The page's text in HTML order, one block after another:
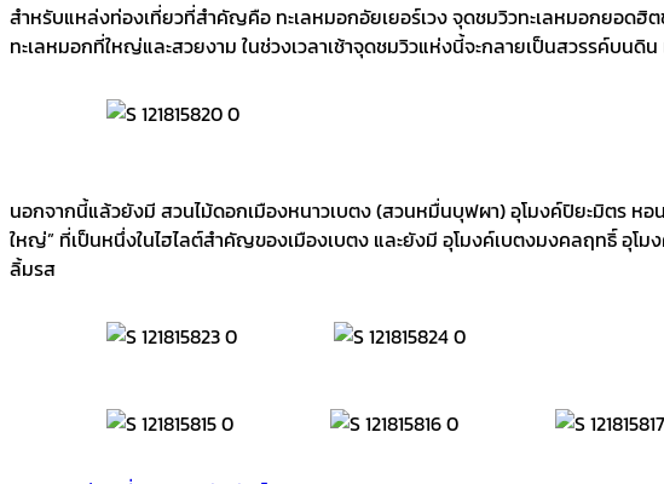
สำหรับแหล่งท่องเที่ยวที่สำคัญคือ ทะเลหมอกอัยเยอร์เวง จุดชมวิวทะเลหมอกยอดฮิ
ทะเลหมอกที่ใหญ่และสวยงาม ในช่วงเวลาเช้าจุดชมวิวแห่งนี้จะกลายเป็นสวรรค์บ
นอกจากนี้แล้วยังมี สวนไม้ดอกเมืองหนาวเบตง (สวนหมื่นบุฟผา) อุโมงค์ปิยะมิตร
ใหญ่” ที่เป็นหนึ่งในไฮไลต์สำคัญของเมืองเบตง และยังมี อุโมงค์เบตงมงคลฤทธิ์ อุ
ลิ้มรส